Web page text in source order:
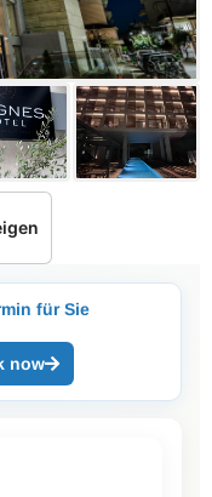
für Sie
now